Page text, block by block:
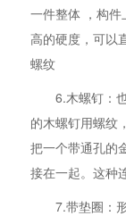
一件整体 ，构
高的硬度，可以
螺纹
6.木螺钉：
的木螺钉用螺纹
把一个带通孔的
接在一起。这种
7.带垫圈：